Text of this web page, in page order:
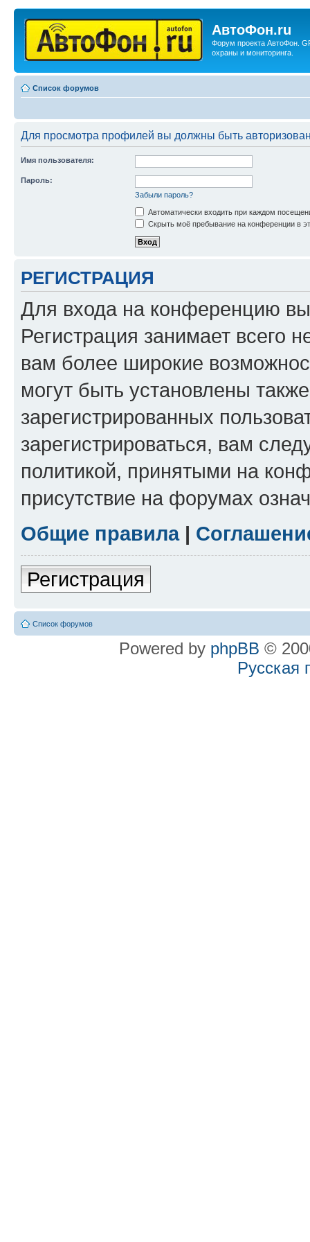
АвтоФон.ru
Форум проекта АвтоФон.
охраны и мониторинга.
Список форумов
Для просмотра профилей вы должны быть
Имя пользователя:
Пароль:
Забыли пароль?
Автоматически входить при каждом
Скрыть моё пребывание на конференции в
РЕГИСТРАЦИЯ
Для входа на конференцию
Регистрация занимает всего
вам более широкие
могут быть установлены
зарегистрированных
зарегистрироваться, вам
политикой, принятыми на
присутствие на форумах
Общие правила|
Регистрация
Список форумов
Powered by phpBB ©
Русская